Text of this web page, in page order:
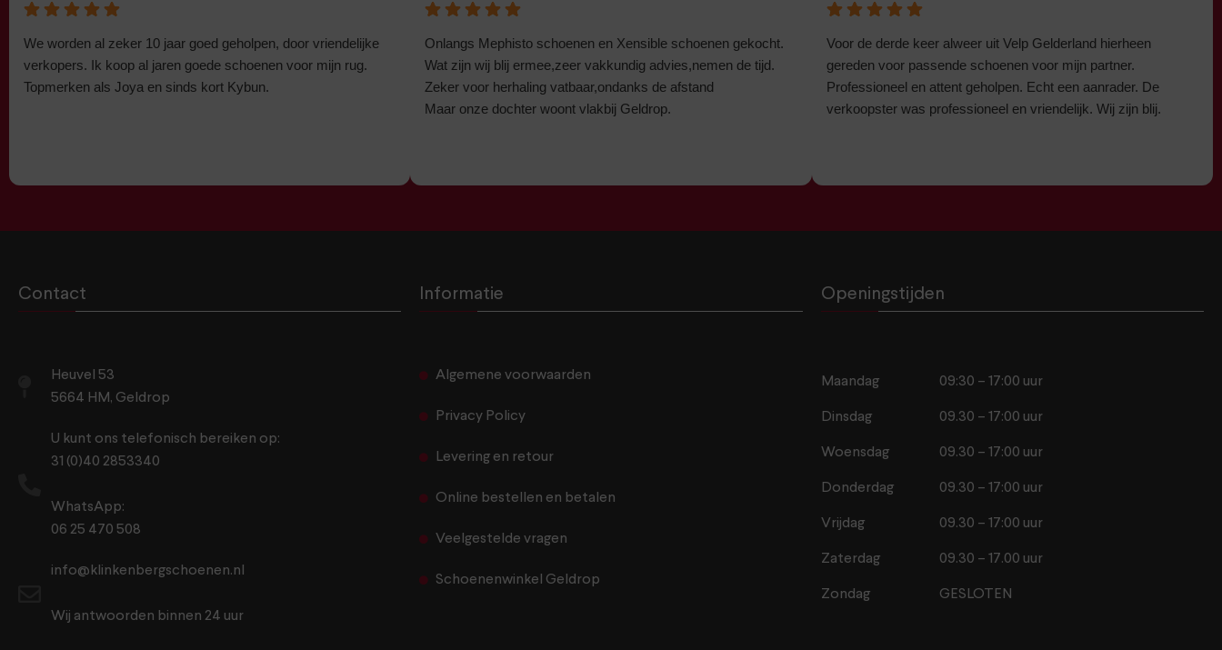
We worden al zeker 10 jaar goed geholpen, door vriendelijke
verkopers. Ik koop al jaren goede schoenen voor mijn rug.
Topmerken als Joya en sinds kort Kybun.
Onlangs Mephisto schoenen en Xensible schoenen gekocht.
Wat zijn wij blij ermee,zeer vakkundig advies,nemen de tijd.
Zeker voor herhaling vatbaar,ondanks de afstand
Maar onze dochter woont vlakbij Geldrop.
Voor de derde keer alweer uit Velp Gelderland hierheen
gereden voor passende schoenen voor mijn partner.
Professioneel en attent geholpen. Echt een aanrader. De
verkoopster was professioneel en vriendelijk. Wij zijn blij.
Contact
Heuvel 53
5664 HM, Geldrop
U kunt ons telefonisch bereiken op:
31 (0)40 2853340
WhatsApp:
06 25 470 508
info@klinkenbergschoenen.nl
Wij antwoorden binnen 24 uur
Informatie
Algemene voorwaarden
Privacy Policy
Levering en retour
Online bestellen en betalen
Veelgestelde vragen
Schoenenwinkel Geldrop
Openingstijden
Maandag 09:30 – 17:00 uur
Dinsdag 09.30 – 17:00 uur
Woensdag 09.30 – 17:00 uur
Donderdag 09.30 – 17:00 uur
Vrijdag 09.30 – 17:00 uur
Zaterdag 09.30 – 17.00 uur
Zondag GESLOTEN